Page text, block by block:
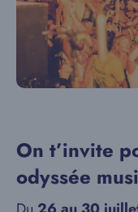
On t’invite
odyssée